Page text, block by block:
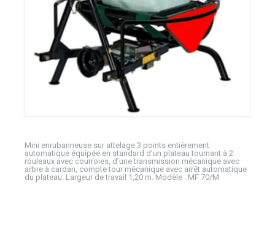
Mini enrubanneuse sur attelage 3 points entièrement
automatique équipée en standard d’un plateau tournant à 2
rouleaux avec courroies, d’une transmission mécanique avec
arbre à cardan, compte tour mécanique avec arrêt automatique
du plateau. Largeur de travail 1,20 m. Modèle : MF 70/M